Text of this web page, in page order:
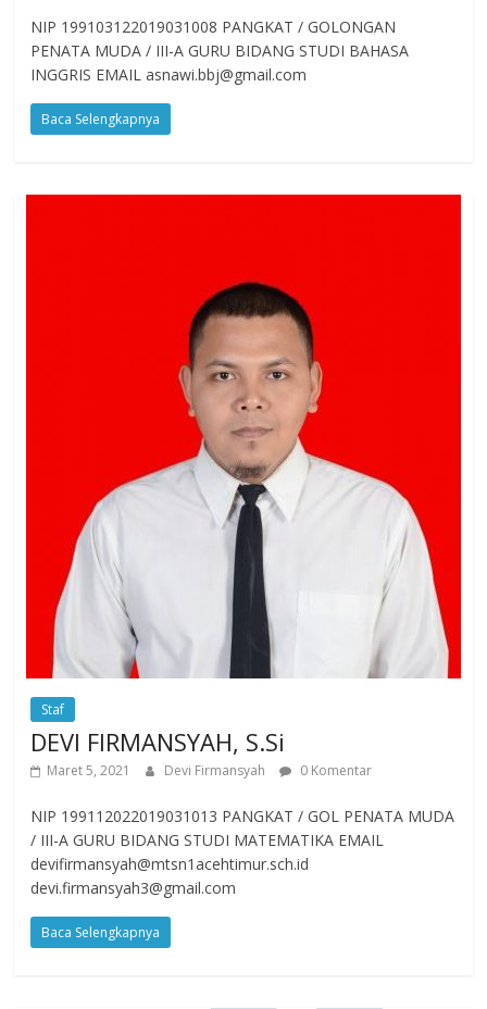
NIP 199103122019031008 PANGKAT / GOLONGAN
PENATA MUDA / III-A GURU BIDANG STUDI BAHASA
INGGRIS EMAIL asnawi.bbj@gmail.com
Baca Selengkapnya
Staf
DEVI FIRMANSYAH, S.Si
Maret 5, 2021 Devi Firmansyah 0 Komentar
NIP 199112022019031013 PANGKAT / GOL PENATA MUDA
/ III-A GURU BIDANG STUDI MATEMATIKA EMAIL
devifirmansyah@mtsn1acehtimur.sch.id
devi.firmansyah3@gmail.com
Baca Selengkapnya